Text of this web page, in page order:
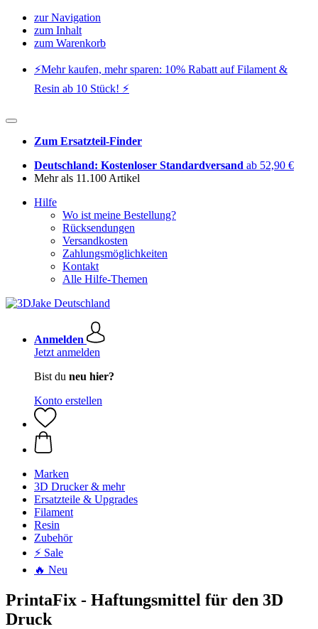
zur Navigation
zum Inhalt
zum Warenkorb
⚡️Mehr kaufen, mehr sparen: 10% Rabatt auf Filament &
Resin ab 10 Stück! ⚡️
Zum Ersatzteil-Finder
Deutschland: Kostenloser Standardversand ab 52,90 €
Mehr als 11.100 Artikel
Hilfe
Wo ist meine Bestellung?
Rücksendungen
Versandkosten
Zahlungsmöglichkeiten
Kontakt
Alle Hilfe-Themen
Anmelden
Jetzt anmelden
Bist du neu hier?
Konto erstellen
Marken
3D Drucker & mehr
Ersatzteile & Upgrades
Filament
Resin
Zubehör
⚡ Sale
🔥 Neu
PrintaFix - Haftungsmittel für den 3D
Druck